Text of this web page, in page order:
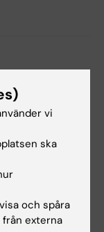
vi
ska
och spåra
externa